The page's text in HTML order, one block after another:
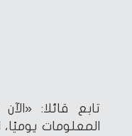
تابع قائلا:
المعلومات